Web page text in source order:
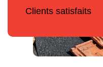
Clients satisfaits